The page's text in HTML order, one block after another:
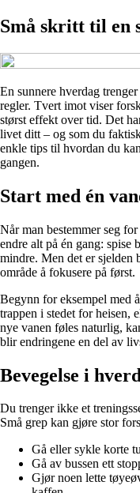
Små skritt til en
En sunnere hverdag
regler. Tvert imot viser
størst effekt over tid. Det
livet ditt – og som du
enkle tips til hvordan du
gangen.
Start med én
Når man bestemmer seg
endre alt på én gang: spise
mindre. Men det er sjelden
område å fokusere på først.
Begynn for eksempel med
trappen i stedet for heisen,
nye vanen føles naturlig,
blir endringene en del av
Bevegelse i
Du trenger ikke et
Små grep kan gjøre stor
Gå eller sykle korte
Gå av bussen ett
Gjør noen lette